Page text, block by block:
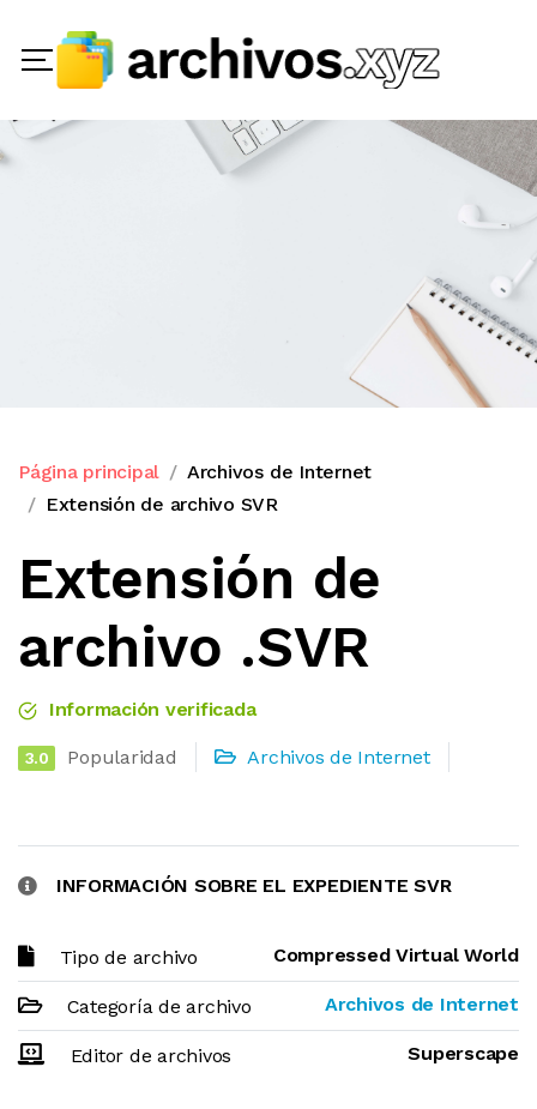
Página principal
Archivos de Internet
Extensión de archivo SVR
Extensión de
archivo .SVR
Información verificada
3.0 Popularidad Archivos de Internet
INFORMACIÓN SOBRE EL EXPEDIENTE SVR
Tipo de archivo Compressed Virtual World
Categoría de archivo Archivos de Internet
Editor de archivos Superscape